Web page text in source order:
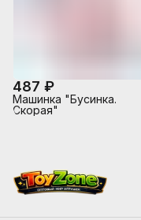
487 ₽
Машинка "Бусинка.
Скорая"